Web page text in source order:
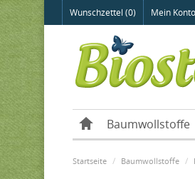
Wunschzettel (0) Mein Konto
Baumwollstoffe
Startseite Baumwollstoffe